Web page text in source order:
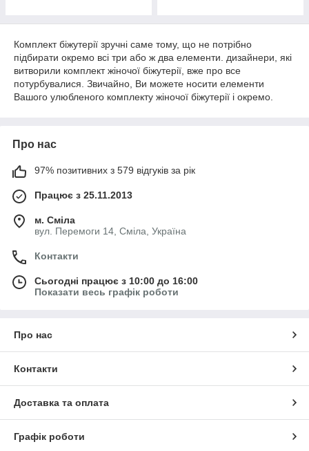
Комплект біжутерії зручні саме тому, що не потрібно
підбирати окремо всі три або ж два елементи. дизайнери, які
витворили комплект жіночої біжутерії, вже про все
потурбувалися. Звичайно, Ви можете носити елементи
Вашого улюбленого комплекту жіночої біжутерії і окремо.
Про нас
97% позитивних з 579 відгуків за рік
Працює з 25.11.2013
м. Сміла
вул. Перемоги 14, Сміла, Україна
Контакти
Сьогодні працює з 10:00 до 16:00
Показати весь графік роботи
Про нас
Контакти
Доставка та оплата
Графік роботи